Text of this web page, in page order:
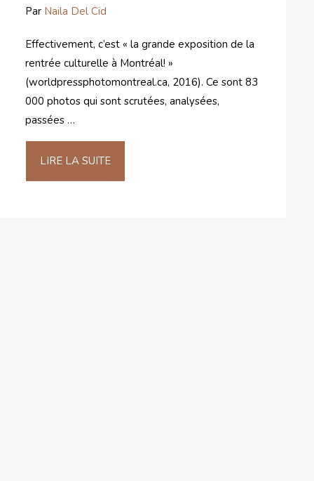
Par Naila Del Cid
Effectivement, c’est « la grande exposition de la
rentrée culturelle à Montréal! »
(worldpressphotomontreal.ca, 2016). Ce sont 83
000 photos qui sont scrutées, analysées,
passées …
LIRE LA SUITE